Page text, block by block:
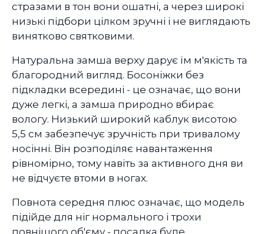
стразами в тон вони ошатні, а через широкі
низькі підбори цілком зручні і не виглядають
винятково святковими.
Натуральна замша верху дарує їм м'якість та
благородний вигляд. Босоніжки без
підкладки всередині - це означає, що вони
дуже легкі, а замша природно вбирає
вологу. Низький широкий каблук висотою
5,5 см забезпечує зручність при тривалому
носінні. Він розподіляє навантаження
рівномірно, тому навіть за активного дня ви
не відчуєте втоми в ногах.
Повнота середня плюс означає, що модель
підійде для ніг нормального і трохи